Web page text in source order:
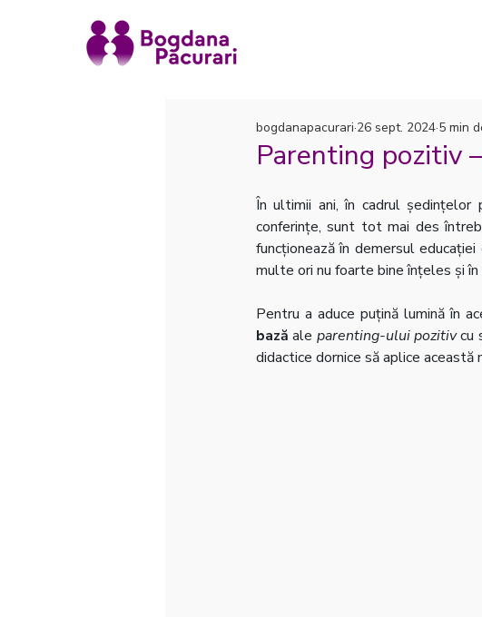
Parenting pozitiv
bogdanapacurari 26 sept. 2024 5 min
În ultimii ani, în cadrul ședințelor
conferințe, sunt tot mai des
funcționează în demersul
multe ori nu foarte bine înțeles și
Pentru a aduce puțină lumină în
bază ale parenting-ului pozitiv cu
didactice dornice să aplice